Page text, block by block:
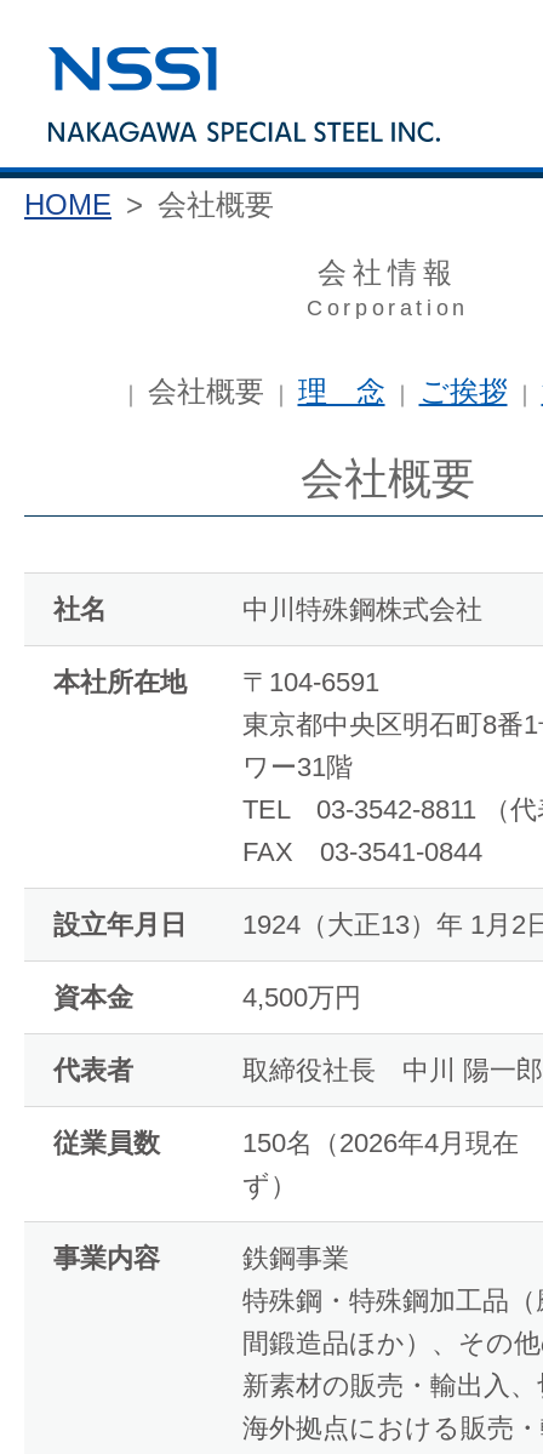
HOME > 会社概要
会社情報
Corporation
会社概要 理 念 ご挨拶
会社概要
社名 中川特殊鋼株式会社
本社所在地
〒104-6591
東京都中央区明石町8
ワー31階
TEL 03-3542-8811 （代
FAX 03-3541-0844
設立年月日 1924（大正13）年 1月2
資本金 4,500万円
代表者 取締役社長 中川 陽一郎
従業員数
150名（2026年4月現
ず）
事業内容
鉄鋼事業
特殊鋼・特殊鋼加工品
間鍛造品ほか）、その
新素材の販売・輸出入
海外拠点における販売